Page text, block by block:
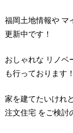
福岡土地情報や マ
更新中です！
おしゃれな リノベ
も行っております！
家を建てたいけれ
注文住宅 をご検討